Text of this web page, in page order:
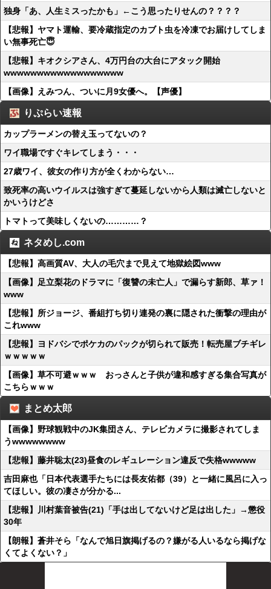
独身「あ、人生ミスったかも」←こう思ったりせんの？？？？
【悲報】ヤマト運輸、要冷蔵指定のカブト虫を冷凍でお届けしてしま
い無事死亡😇
【悲報】キオクシアさん、4万円台の大台にアタック開始
wwwwwwwwwwwwwwwwww
【画像】えみつん、ついに月9女優へ。【声優】
りぷらい速報
カップラーメンの替え玉ってないの？
ワイ職場ですぐキレてしまう・・・
27歳ワイ、彼女の作り方が全くわからない…
致死率の高いウイルスは強すぎて蔓延しないから人類は滅亡しないと
かいうけどさ
トマトって美味しくないの…………？
ネタめし.com
【悲報】高画質AV、大人の毛穴まで見えて地獄絵図www
【画像】足立梨花のドラマに「復讐の未亡人」で漏らす新郎、草ァ！
www
【悲報】所ジョージ、番組打ち切り連発の裏に隠された衝撃の理由が
これwww
【悲報】ヨドバシでポケカのパックが切られて販売！転売屋ブチギレ
ｗｗｗｗｗ
【画像】草不可避ｗｗｗ おっさんと子供が違和感すぎる集合写真が
こちらｗｗｗ
まとめ太郎
【画像】野球観戦中のJK集団さん、テレビカメラに撮影されてしま
うwwwwwwww
【悲報】藤井聡太(23)昼食のレギュレーション違反で失格wwwww
吉田麻也「日本代表選手たちには長友佑都（39）と一緒に風呂に入っ
てほしい。彼の凄さが分かる...
【悲報】川村葉音被告(21)「手は出してないけど足は出した」→懲役
30年
【朗報】蒼井そら「なんで旭日旗掲げるの？嫌がる人いるなら掲げな
くてよくない？」